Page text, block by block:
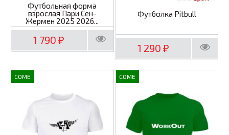
Футбольная форма
взрослая Пари Сен-
Жермен 2025 2026...
1 790₽
Футболка Pitbull
1 290₽
COME COME